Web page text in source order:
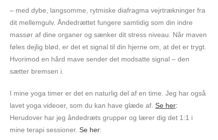
– med dybe, langsomme, rytmiske diafragma vejrtrækninger fra
dit mellemgulv. Åndedrættet fungere samtidig som din indre
massør af dine organer og sænker dit stress niveau. Når maven
føles dejlig blød, er det et signal til din hjerne om, at det er trygt.
Hvorimod en hård mave sender det modsatte signal – den
sætter bremsen i.
I mine yoga timer er det en naturlig del af en time. Jeg har også
lavet yoga videoer, som du kan have glæde af. Se her:
Herudover har jeg åndedræts grupper og lærer dig det 1:1 i
mine terapi sessioner. Se her: